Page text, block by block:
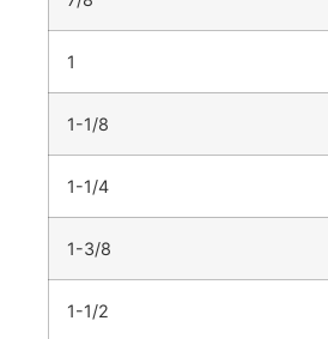
1
1-1/8
1-1/4
1-3/8
1-1/2